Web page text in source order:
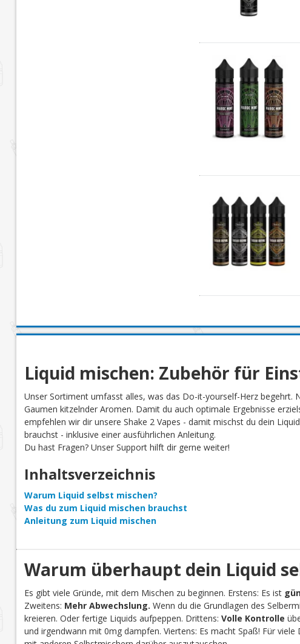
Liquid mischen: Zubehör für
Unser Sortiment umfasst alles, was das Do-it-yourself-Herz begehrt.
Gaumen kitzelnder Aromen. Damit du auch optimale Ergebnisse
empfehlen wir dir unsere Shake 2 Vapes - damit mischst du dein
brauchst - inklusive einer ausführlichen Anleitung.
Du hast Fragen? Unser Support hilft dir gerne weiter!
Inhaltsverzeichnis
Warum Liquid selbst mischen?
Was du zum Liquid mischen brauchst
Anleitung zum Liquid mischen
Warum überhaupt dein Liquid
Es gibt viele Gründe, mit dem Mischen zu beginnen. Erstens: Es ist
Zweitens: Mehr Abwechslung. Wenn du die Grundlagen des
kreieren. Oder fertige Liquids aufpeppen. Drittens: Volle Kontrolle
und irgendwann mit 0mg dampfen. Viertens: Es macht Spaß! Für